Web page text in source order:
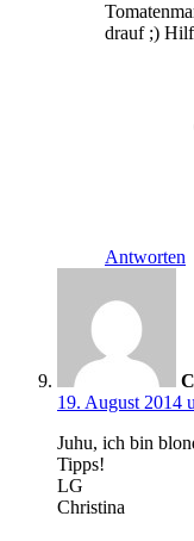
drauf ;)
Antworten
19. August 2014
Juhu, ich bin
Tipps!
LG
Christina